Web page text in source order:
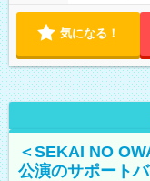
気になる！
＜SEKAI NO
公演のサポート